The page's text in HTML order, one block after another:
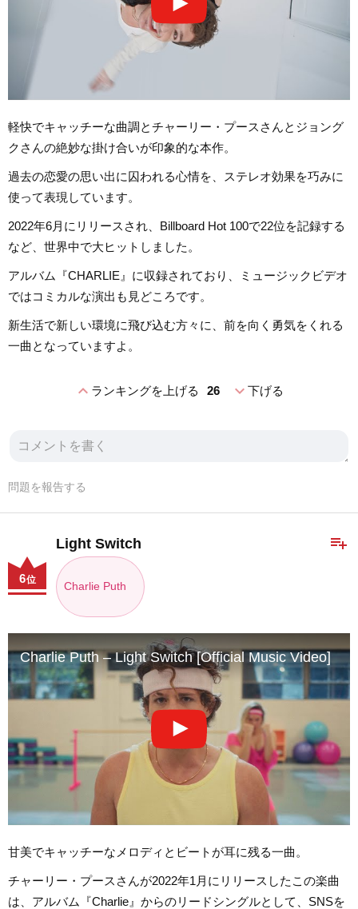
軽快でキャッチーな曲調とチャーリー・プースさんとジョング
クさんの絶妙な掛け合いが印象的な本作。
過去の恋愛の思い出に囚われる心情を、ステレオ効果を巧みに
使って表現しています。
2022年6月にリリースされ、Billboard Hot 100で22位を記録する
など、世界中で大ヒットしました。
アルバム『CHARLIE』に収録されており、ミュージックビデオ
ではコミカルな演出も見どころです。
新生活で新しい環境に飛び込む方々に、前を向く勇気をくれる
一曲となっていますよ。
expand_lessランキングを上げる 26 expand_more下げる
問題を報告する
playlist_add
Light Switch
Charlie Puth
6位
Charlie Puth – Light Switch [Official Music Video]
甘美でキャッチーなメロディとビートが耳に残る一曲。
チャーリー・プースさんが2022年1月にリリースしたこの楽曲
は、アルバム『Charlie』からのリードシングルとして、SNSを